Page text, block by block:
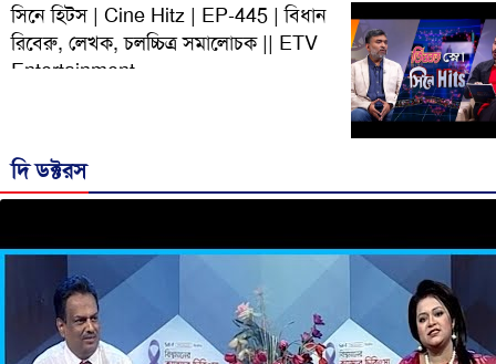
সিনে হিটস | Cine Hitz | EP-445 | বিধান
রিবেরু, লেখক, চলচ্চিত্র সমালোচক || ETV
Entertainment
দি ডক্টরস